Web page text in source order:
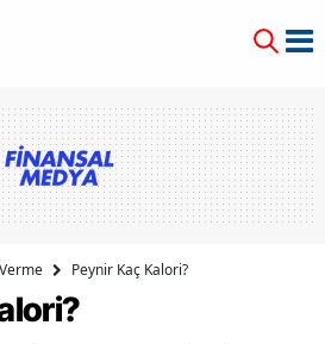
Peynir Kaç Kalori?